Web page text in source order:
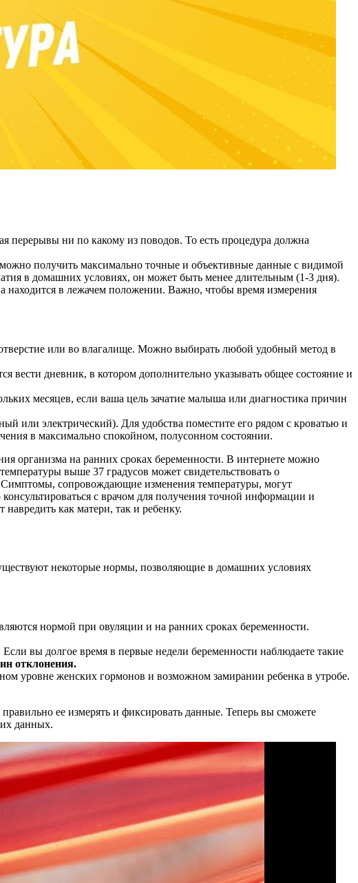
перерывы ни по какому из поводов. То есть процедура должна
получить максимально точные и объективные данные с видимой
в домашних условиях, он может быть менее длительным (1-3 дня).
находится в лежачем положении. Важно, чтобы время измерения
или во влагалище. Можно выбирать любой удобный метод в
вести дневник, в котором дополнительно указывать общее состояние и
месяцев, если ваша цель зачатие малыша или диагностика причин
или электрический). Для удобства поместите его рядом с кроватью и
в максимально спокойном, полусонном состоянии.
организма на ранних сроках беременности. В интернете можно
выше 37 градусов может свидетельствовать о
Симптомы, сопровождающие изменения температуры, могут
с врачом для получения точной информации и
как матери, так и ребенку.
некоторые нормы, позволяющие в домашних условиях
нормой при овуляции и на ранних сроках беременности.
вы долгое время в первые недели беременности наблюдаете такие
отклонения.
уровне женских гормонов и возможном замирании ребенка в утробе.
ее измерять и фиксировать данные. Теперь вы сможете
данных.